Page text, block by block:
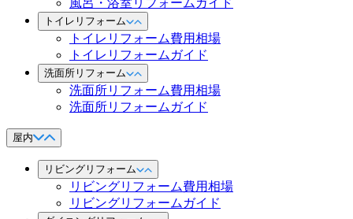
トイレリフォーム
トイレリフォーム費用相場
トイレリフォームガイド
洗面所リフォーム
洗面所リフォーム費用相場
洗面所リフォームガイド
屋内
リビングリフォーム
リビングリフォーム費用相場
リビングリフォームガイド